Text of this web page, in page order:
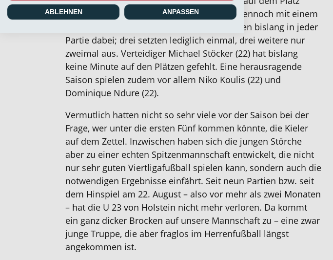
stehen. Trainer Sebastian Gunkel arbeitet dennoch mit einem
festen Stamm. Immerhin sechs Spieler waren bislang in jeder
Partie dabei; drei setzten lediglich einmal, drei weitere nur
zweimal aus. Verteidiger Michael Stöcker (22) hat bislang
keine Minute auf den Plätzen gefehlt. Eine herausragende
Saison spielen zudem vor allem Niko Koulis (22) und
Dominique Ndure (22).
Vermutlich hatten nicht so sehr viele vor der Saison bei der
Frage, wer unter die ersten Fünf kommen könnte, die Kieler
auf dem Zettel. Inzwischen haben sich die jungen Störche
aber zu einer echten Spitzenmannschaft entwickelt, die nicht
nur sehr guten Viertligafußball spielen kann, sondern auch die
notwendigen Ergebnisse einfährt. Seit neun Partien bzw. seit
dem Hinspiel am 22. August – also vor mehr als zwei Monaten
– hat die U 23 von Holstein nicht mehr verloren. Da kommt
ein ganz dicker Brocken auf unsere Mannschaft zu – eine zwar
junge Truppe, die aber fraglos im Herrenfußball längst
angekommen ist.
ABLEHNEN ANPASSEN